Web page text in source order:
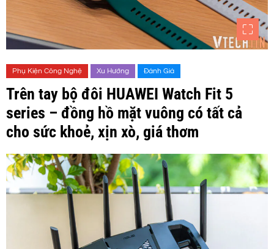
Phụ Kiện Công Nghệ Xu Hướng Đánh Giá
Trên tay bộ đôi HUAWEI Watch Fit 5
series – đồng hồ mặt vuông có tất cả
cho sức khoẻ, xịn xò, giá thơm